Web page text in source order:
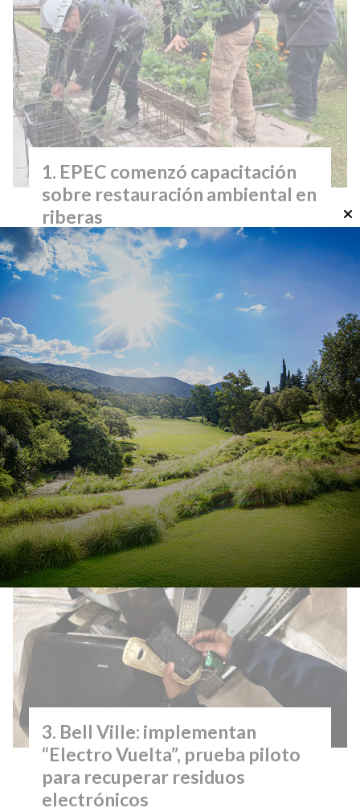
EPEC comenzó capacitación
sobre restauración ambiental en
riberas
Santa Fe presentó informe y
puso en marcha su plan de
respuesta al cambio climático
Bell Ville: implementan
“Electro Vuelta”, prueba piloto
para recuperar residuos
electrónicos